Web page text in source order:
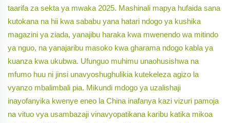
taarifa za sekta ya mwaka 2025. Mashinali mapya hufaida sana
kutokana na hii kwa sababu yana hatari ndogo ya kushika
magazini ya ziada, yanajibu haraka kwa mwenendo wa mitindo
ya nguo, na yanajaribu masoko kwa gharama ndogo kabla ya
kuanza kwa ukubwa. Ufunguo muhimu unaohusishwa na
mfumo huu ni jinsi unavyoshughulikia kutekeleza agizo la
vyanzo mbalimbali pia. Mikundi mdogo ya uzalishaji
inayofanyika kwenye eneo la China inafanya kazi vizuri pamoja
na vituo vya usambazaji vinavyopatikana karibu katika mikoa